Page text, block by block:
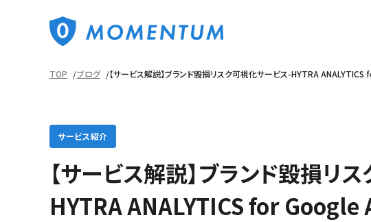
TOP ブログ 【サービス解説】ブランド毀損リスク可視化サービス-HYTRA
サービス紹介
【サービス解説】ブランド毀損リ
HYTRA ANALYTICS for Google